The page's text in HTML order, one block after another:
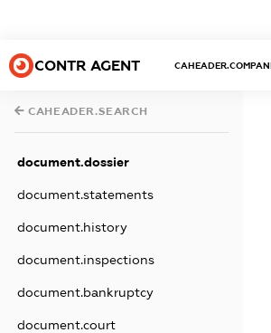
CONTR AGENT
CAHEADER.SEARCH
document.dossier
document.statements
document.history
document.inspections
document.bankruptcy
document.court